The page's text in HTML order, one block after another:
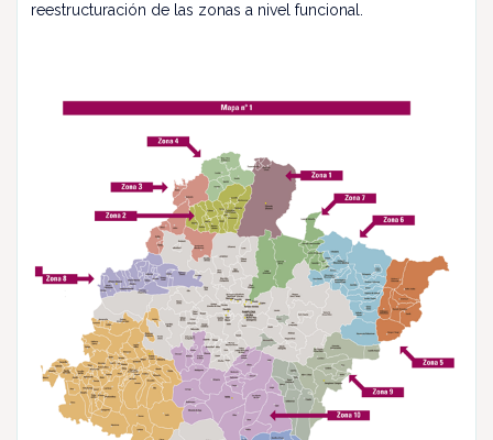
reestructuración de las zonas a nivel funcional.